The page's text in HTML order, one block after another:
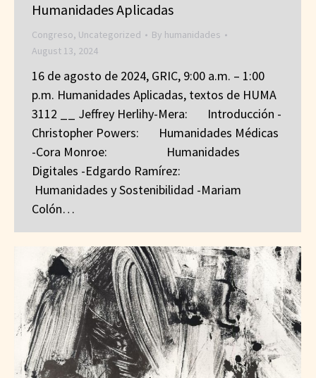
Humanidades Aplicadas
Congreso, Uncategorized By humanidades
August 13, 2024
16 de agosto de 2024, GRIC, 9:00 a.m. – 1:00
p.m. Humanidades Aplicadas, textos de HUMA
3112 __ Jeffrey Herlihy-Mera: Introducción -
Christopher Powers: Humanidades Médicas
-Cora Monroe: Humanidades
Digitales -Edgardo Ramírez:
Humanidades y Sostenibilidad -Mariam
Colón…